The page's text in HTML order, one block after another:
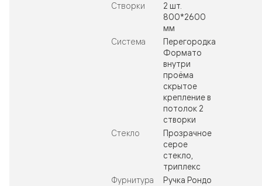
Створки
2 шт.
800*2600
мм
Система
Перегородка
Формато
внутри
проёма
скрытое
крепление в
потолок 2
створки
Стекло
Прозрачное
серое
стекло,
триплекс
Фурнитура
Ручка Рондо